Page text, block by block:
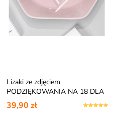
Lizaki ze zdjęciem
PODZIĘKOWANIA NA 18 DLA
GOŚCI
39,90 zł